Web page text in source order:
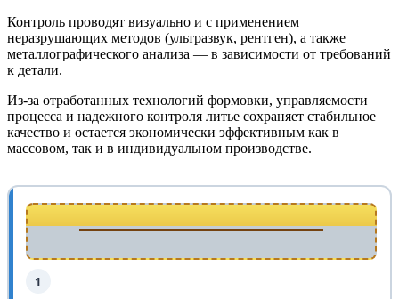
Контроль проводят визуально и с применением
неразрушающих методов (ультразвук, рентген), а также
металлографического анализа — в зависимости от требований
к детали.
Из-за отработанных технологий формовки, управляемости
процесса и надежного контроля литье сохраняет стабильное
качество и остается экономически эффективным как в
массовом, так и в индивидуальном производстве.
1